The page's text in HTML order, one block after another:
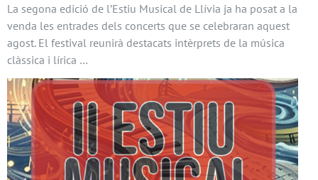
La segona edició de l’Estiu Musical de Llívia ja ha posat a la
venda les entrades dels concerts que se celebraran aquest
agost. El festival reunirà destacats intèrprets de la música
clàssica i lírica …